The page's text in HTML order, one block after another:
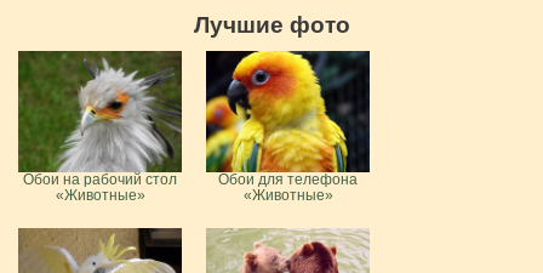
Лучшие фото
Обои на рабочий стол
«Животные»
Обои для телефона
«Животные»